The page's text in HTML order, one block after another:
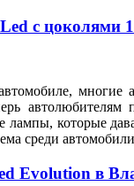
с цоколями
многие
лампы, которые
среди
Evolution в